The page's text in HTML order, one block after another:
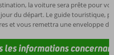
la voiture sera prête pour
du départ. Le guide touristique,
et vous remettra une enveloppe
les informations